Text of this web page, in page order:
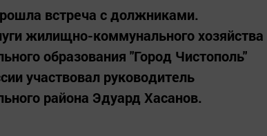
встреча с должниками.
жилищно-коммунального хозяйства
образования "Город Чистополь"
участвовал руководитель
района Эдуард Хасанов.